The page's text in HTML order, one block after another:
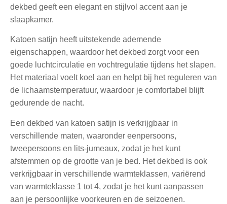
dekbed geeft een elegant en stijlvol accent aan je
slaapkamer.
Katoen satijn heeft uitstekende ademende
eigenschappen, waardoor het dekbed zorgt voor een
goede luchtcirculatie en vochtregulatie tijdens het slapen.
Het materiaal voelt koel aan en helpt bij het reguleren van
de lichaamstemperatuur, waardoor je comfortabel blijft
gedurende de nacht.
Een dekbed van katoen satijn is verkrijgbaar in
verschillende maten, waaronder eenpersoons,
tweepersoons en lits-jumeaux, zodat je het kunt
afstemmen op de grootte van je bed. Het dekbed is ook
verkrijgbaar in verschillende warmteklassen, variërend
van warmteklasse 1 tot 4, zodat je het kunt aanpassen
aan je persoonlijke voorkeuren en de seizoenen.